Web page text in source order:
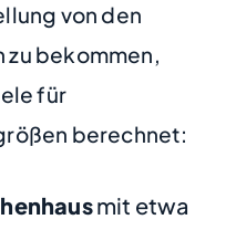
von den
zu bekommen,
für
berechnet:
mit etwa